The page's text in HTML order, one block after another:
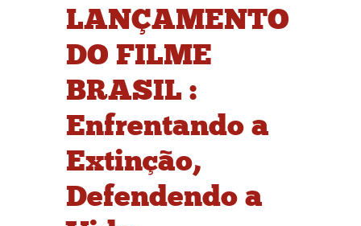
LANÇAMENTO
DO FILME
BRASIL :
Enfrentando a
Extinção,
Defendendo a